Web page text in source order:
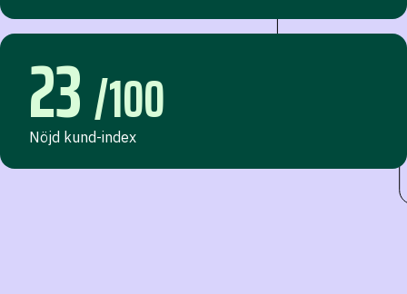
23/100
Nöjd kund-index